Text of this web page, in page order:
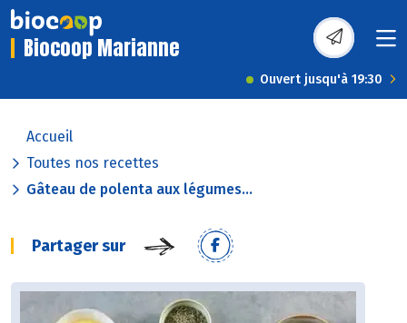
Biocoop Marianne
Ouvert jusqu'à 19:30
Accueil
Toutes nos recettes
Gâteau de polenta aux légumes...
Partager sur